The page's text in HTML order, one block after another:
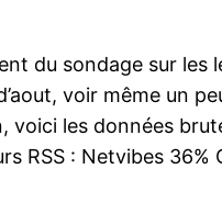
du sondage sur les
voir même un
voici les données
RSS : Netvibes 36%